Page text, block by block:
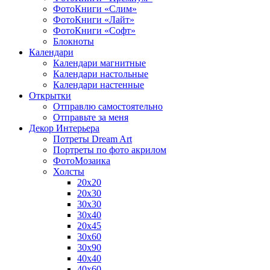
ФотоКниги «Слим»
ФотоКниги «Лайт»
ФотоКниги «Софт»
Блокноты
Календари
Календари магнитные
Календари настольные
Календари настенные
Открытки
Отправлю самостоятельно
Отправьте за меня
Декор Интерьера
Потреты Dream Art
Портреты по фото акрилом
ФотоМозаика
Холсты
20х20
20х30
30х30
30х40
20х45
30х60
30х90
40х40